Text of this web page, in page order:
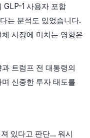
GLP-1 사용자 포함
는 분석도 있었습니다.
시장에 미치는 영향은
트럼프 전 대통령의
신중한 투자 태도를
있다고 판단… 워시